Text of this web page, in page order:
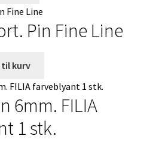
Pin Fine Line
kurv
6mm. FILIA
1 stk.